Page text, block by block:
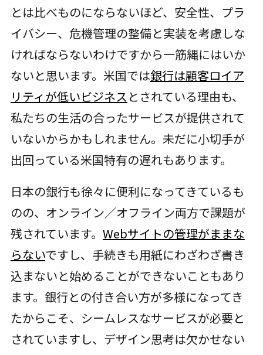
とは比べものにならないほど、安全性、プラ
イバシー、危機管理の整備と実装を考慮しな
ければならないわけですから一筋縄にはいか
ないと思います。米国では銀行は顧客ロイア
リティが低いビジネス とされている理由も、
私たちの生活の合ったサービスが提供されて
いないからかもしれません。未だに小切手が
出回っている米国特有の遅れもあります。
日本の銀行も徐々に便利になってきているも
のの、オンライン／オフライン両方で課題が
残されています。 Webサイトの管理がままな
らないですし、手続きも用紙にわざわざ書き
込まないと始めることができないこともあり
ます。銀行との付き合い方が多様になってき
たからこそ、シームレスなサービスが必要と
されていますし、デザイン思考は欠かせない